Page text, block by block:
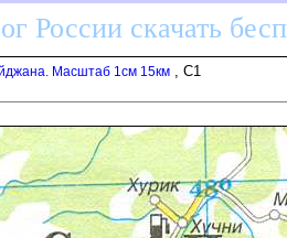
России скачать
Масштаб 1см 15км , C1